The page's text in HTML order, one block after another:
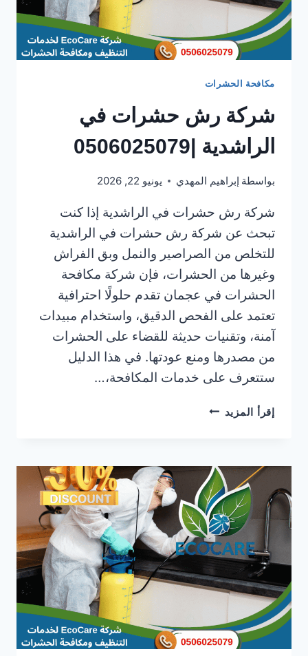
مكافحة الحشرات
شركة رش حشرات في
الراشدية |0506025079
بواسطة إبراهيم المهدي يونيو 22, 2026
شركة رش حشرات في الراشدية إذا كنت
تبحث عن شركة رش حشرات في الراشدية
للتخلص من الصراصير والنمل وبق الفراش
وغيرها من الحشرات، فإن شركة مكافحة
الحشرات في عجمان تقدم حلولًا احترافية
تعتمد على الفحص الدقيق، واستخدام مبيدات
آمنة، وتقنيات حديثة للقضاء على الحشرات
من مصدرها ومنع عودتها. في هذا الدليل
ستتعرف على خدمات المكافحة،…
إقرأ المزيد شركة
الراشدية
|0506025079